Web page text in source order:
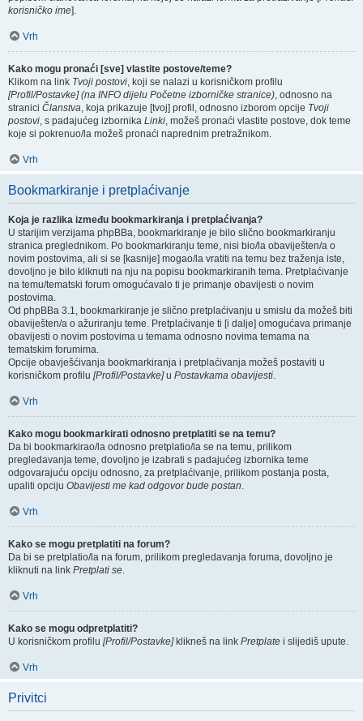
korisničko ime].
Vrh
Kako mogu pronaći [sve] vlastite postove/teme?
Klikom na link Tvoji postovi, koji se nalazi u korisničkom profilu
[Profil/Postavke] (na INFO dijelu Početne izborničke stranice), odnosno na
stranici Članstva, koja prikazuje [tvoj] profil, odnosno izborom opcije Tvoji
postovi, s padajućeg izbornika Linki, možeš pronaći vlastite postove, dok teme
koje si pokrenuo/la možeš pronaći naprednim pretražnikom.
Vrh
Bookmarkiranje i pretplaćivanje
Koja je razlika između bookmarkiranja i pretplaćivanja?
U starijim verzijama phpBBa, bookmarkiranje je bilo slično bookmarkiranju
stranica preglednikom. Po bookmarkiranju teme, nisi bio/la obaviješten/a o
novim postovima, ali si se [kasnije] mogao/la vratiti na temu bez traženja iste,
dovoljno je bilo kliknuti na nju na popisu bookmarkiranih tema. Pretplaćivanje
na temu/tematski forum omogućavalo ti je primanje obavijesti o novim
postovima.
Od phpBBa 3.1, bookmarkiranje je slično pretplaćivanju u smislu da možeš biti
obaviješten/a o ažuriranju teme. Pretplaćivanje ti [i dalje] omogućava primanje
obavijesti o novim postovima u temama odnosno novima temama na
tematskim forumima.
Opcije obavješćivanja bookmarkiranja i pretplaćivanja možeš postaviti u
korisničkom profilu [Profil/Postavke]u Postavkama obavijesti.
Vrh
Kako mogu bookmarkirati odnosno pretplatiti se na temu?
Da bi bookmarkirao/la odnosno pretplatio/la se na temu, prilikom
pregledavanja teme, dovoljno je izabrati s padajućeg izbornika teme
odgovarajuću opciju odnosno, za pretplaćivanje, prilikom postanja posta,
upaliti opciju Obavijesti me kad odgovor bude postan.
Vrh
Kako se mogu pretplatiti na forum?
Da bi se pretplatio/la na forum, prilikom pregledavanja foruma, dovoljno je
kliknuti na link Pretplati se.
Vrh
Kako se mogu odpretplatiti?
U korisničkom profilu [Profil/Postavke]klikneš na link Pretplate i slijediš upute.
Vrh
Privitci